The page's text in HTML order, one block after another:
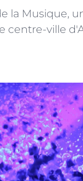
la Musique,
centre-ville